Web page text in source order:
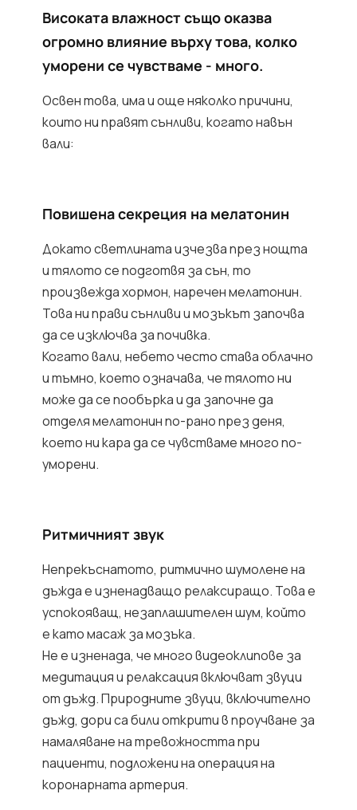
Високата влажност също оказва
огромно влияние върху това, колко
уморени се чувстваме - много.
Освен това, има и още няколко причини,
които ни правят сънливи, когато навън
вали:
Повишена секреция на мелатонин
Докато светлината изчезва през нощта
и тялото се подготвя за сън, то
произвежда хормон, наречен мелатонин.
Това ни прави сънливи и мозъкът започва
да се изключва за почивка.
Когато вали, небето често става облачно
и тъмно, което означава, че тялото ни
може да се пообърка и да започне да
отделя мелатонин по-рано през деня,
което ни кара да се чувстваме много по-
уморени.
Ритмичният звук
Непрекъснатото, ритмично шумолене на
дъжда е изненадващо релаксиращо. Това е
успокояващ, незаплашителен шум, който
е като масаж за мозъка.
Не е изненада, че много видеоклипове за
медитация и релаксация включват звуци
от дъжд. Природните звуци, включително
дъжд, дори са били открити в проучване за
намаляване на тревожността при
пациенти, подложени на операция на
коронарната артерия.